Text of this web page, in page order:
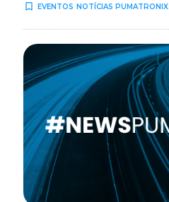
turned_in_not EVENTOS NOTÍCIAS PUMATRONIX